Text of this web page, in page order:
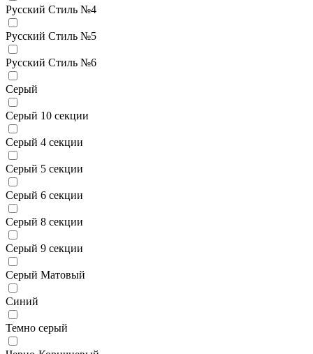
Русский Стиль №4
Русский Стиль №5
Русский Стиль №6
Серый
Серый 10 секции
Серый 4 секции
Серый 5 секции
Серый 6 секции
Серый 8 секции
Серый 9 секции
Серый Матовый
Синий
Темно серый